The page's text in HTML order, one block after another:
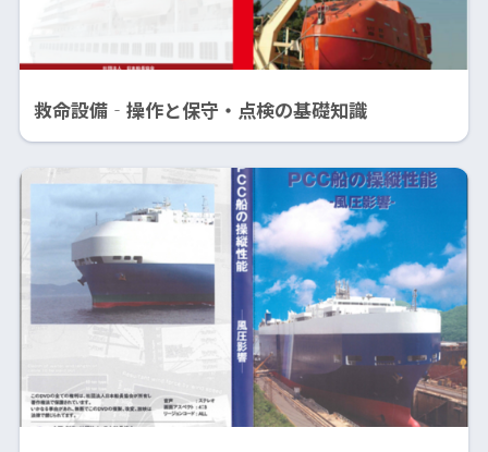
救命設備‐操作と保守・点検の基礎知識